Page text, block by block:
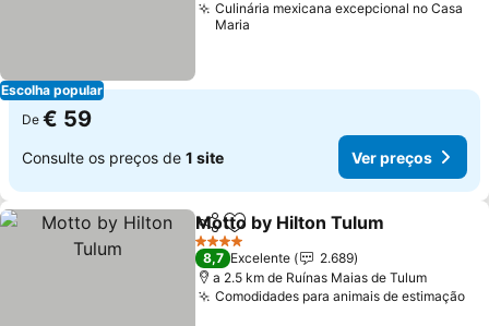
Escolha popular
Culinária mexicana excepcional no Casa
Maria
De € 59
Consulte os preços de 1 site Ver preços
PartilharAdicionar aos favoritos
Motto by Hilton Tulum
4 Estrelas
8,7 Excelente
2.689
a 2.5 km de Ruínas Maias de Tulum
Comodidades para animais de estimação